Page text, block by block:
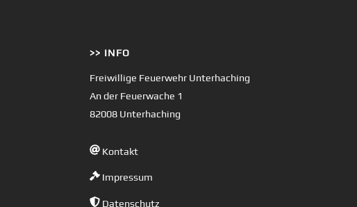
>> INFO
Freiwillige Feuerwehr Unterhaching
An der Feuerwache 1
82008 Unterhaching
Kontakt
Impressum
Datenschutz